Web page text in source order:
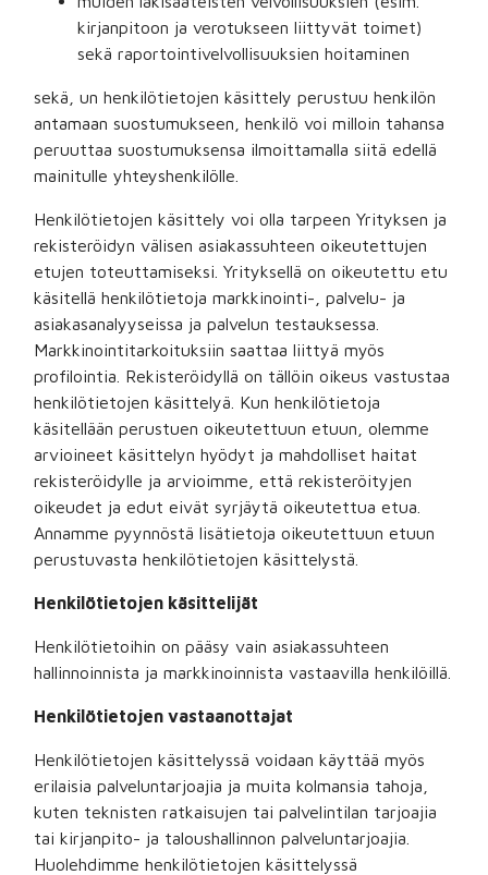
kirjanpitoon ja verotukseen liittyvät toimet)
sekä raportointivelvollisuuksien hoitaminen
sekä, un henkilötietojen käsittely perustuu henkilön
antamaan suostumukseen, henkilö voi milloin tahansa
peruuttaa suostumuksensa ilmoittamalla siitä edellä
mainitulle yhteyshenkilölle.
Henkilötietojen käsittely voi olla tarpeen Yrityksen ja
rekisteröidyn välisen asiakassuhteen oikeutettujen
etujen toteuttamiseksi. Yrityksellä on oikeutettu etu
käsitellä henkilötietoja markkinointi-, palvelu- ja
asiakasanalyyseissa ja palvelun testauksessa.
Markkinointitarkoituksiin saattaa liittyä myös
profilointia. Rekisteröidyllä on tällöin oikeus vastustaa
henkilötietojen käsittelyä. Kun henkilötietoja
käsitellään perustuen oikeutettuun etuun, olemme
arvioineet käsittelyn hyödyt ja mahdolliset haitat
rekisteröidylle ja arvioimme, että rekisteröityjen
oikeudet ja edut eivät syrjäytä oikeutettua etua.
Annamme pyynnöstä lisätietoja oikeutettuun etuun
perustuvasta henkilötietojen käsittelystä.
Henkilötietojen käsittelijät
Henkilötietoihin on pääsy vain asiakassuhteen
hallinnoinnista ja markkinoinnista vastaavilla henkilöillä.
Henkilötietojen vastaanottajat
Henkilötietojen käsittelyssä voidaan käyttää myös
erilaisia palveluntarjoajia ja muita kolmansia tahoja,
kuten teknisten ratkaisujen tai palvelintilan tarjoajia
tai kirjanpito- ja taloushallinnon palveluntarjoajia.
Huolehdimme henkilötietojen käsittelyssä